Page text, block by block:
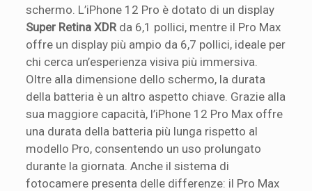
schermo. L’iPhone 12 Pro è dotato di un display
Super Retina XDRda 6,1 pollici, mentre il Pro Max
offre un display più ampio da 6,7 pollici, ideale per
chi cerca un’esperienza visiva più immersiva.
Oltre alla dimensione dello schermo, la durata
della batteria è un altro aspetto chiave. Grazie alla
sua maggiore capacità, l’iPhone 12 Pro Max offre
una durata della batteria più lunga rispetto al
modello Pro, consentendo un uso prolungato
durante la giornata. Anche il sistema di
fotocamere presenta delle differenze: il Pro Max